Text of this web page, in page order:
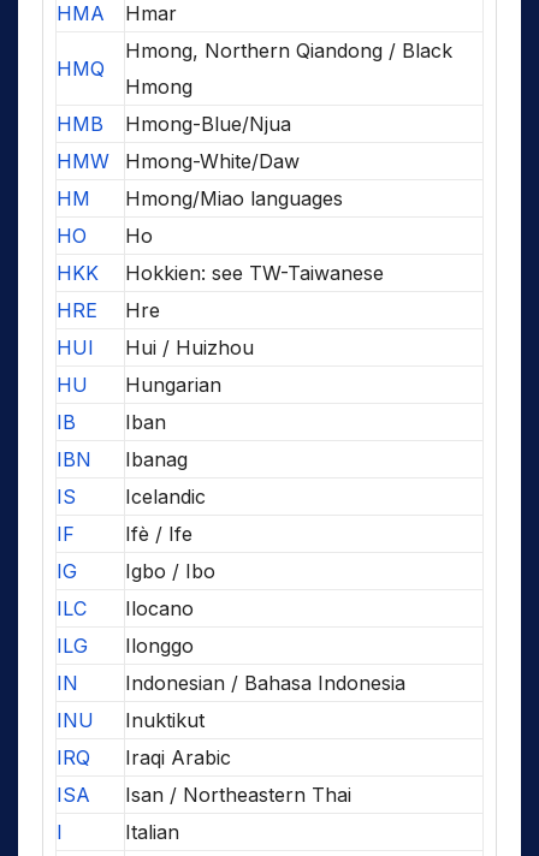
HMA
Hmar
HMQ
Hmong, Northern Qiandong / Black
Hmong
HMB
Hmong-Blue/Njua
HMW
Hmong-White/Daw
HM
Hmong/Miao languages
HO
Ho
HKK
Hokkien: see TW-Taiwanese
HRE
Hre
HUI
Hui / Huizhou
HU
Hungarian
IB
Iban
IBN
Ibanag
IS
Icelandic
IF
Ifè / Ife
IG
Igbo / Ibo
ILC
Ilocano
ILG
Ilonggo
IN
Indonesian / Bahasa Indonesia
INU
Inuktikut
IRQ
Iraqi Arabic
ISA
Isan / Northeastern Thai
I
Italian